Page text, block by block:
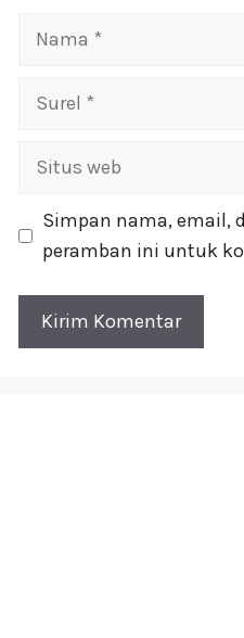
Nama
Surel
Situs
Simpan nama, email,
peramban ini untuk